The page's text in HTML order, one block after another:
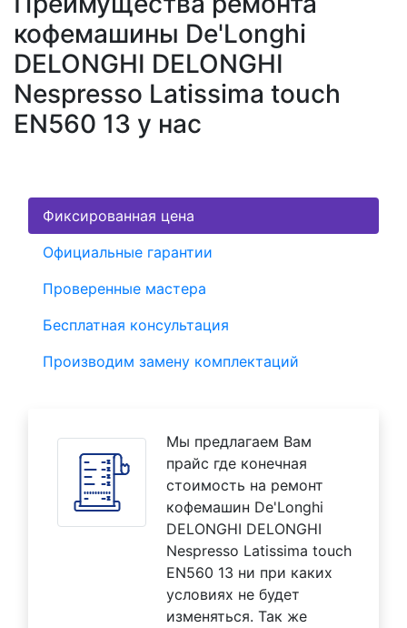
кофемашины De'Longhi
DELONGHI DELONGHI
Nespresso Latissima touch
EN560 13 у нас
Фиксированная цена
Официальные гарантии
Проверенные мастера
Бесплатная консультация
Производим замену комплектаций
Мы предлагаем Вам
прайс где конечная
стоимость на ремонт
кофемашин De'Longhi
DELONGHI DELONGHI
Nespresso Latissima touch
EN560 13 ни при каких
условиях не будет
изменяться. Так же